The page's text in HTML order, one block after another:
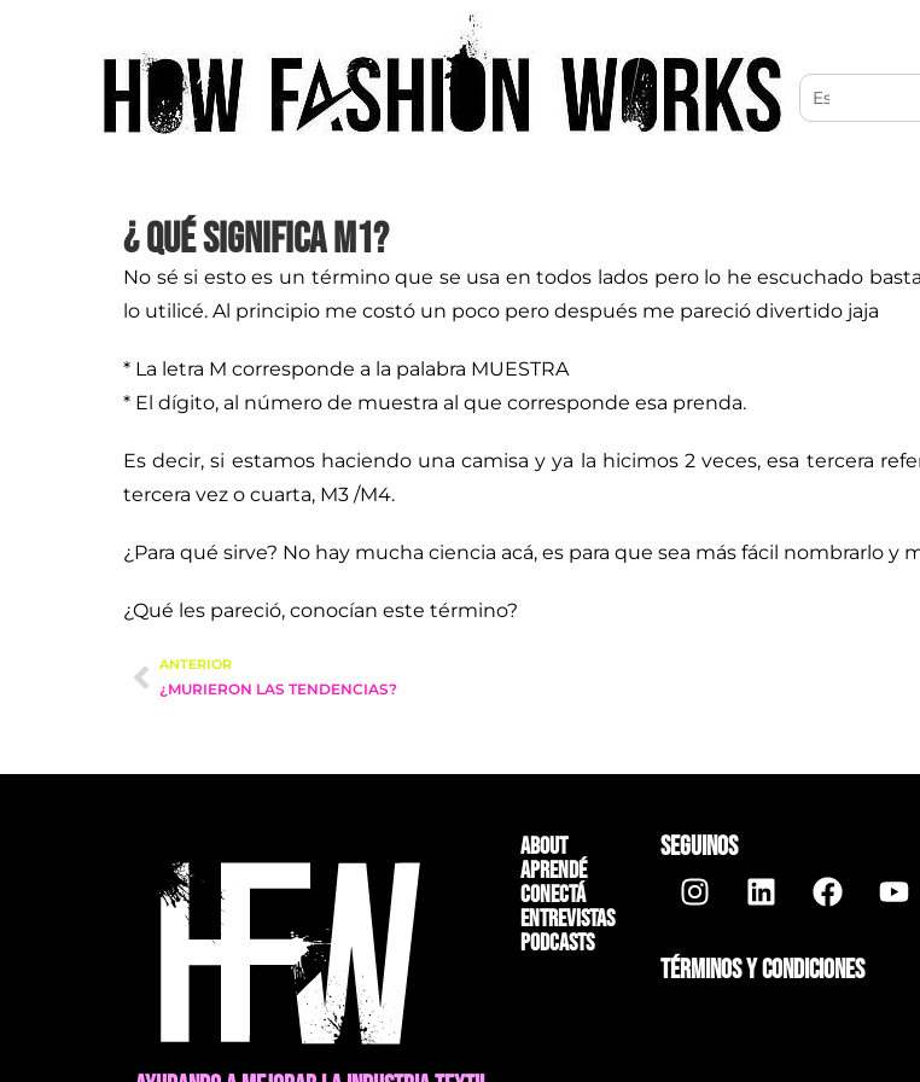
¿ Qué significa M1?
No sé si esto es un término que se usa en todos lados pero lo he escuchado
lo utilicé. Al principio me costó un poco pero después me pareció divertido jaja
* La letra M corresponde a la palabra MUESTRA
* El dígito, al número de muestra al que corresponde esa prenda.
Es decir, si estamos haciendo una camisa y ya la hicimos 2 veces, esa tercera
tercera vez o cuarta, M3 /M4.
¿Para qué sirve? No hay mucha ciencia acá, es para que sea más fácil nombrarlo y
¿Qué les pareció, conocían este término?
ANTERIOR
¿MURIERON LAS TENDENCIAS?
About
Aprendé
Conectá
Entrevistas
Podcasts
SEGUINOS
TÉRMINOS Y CONDICIONES